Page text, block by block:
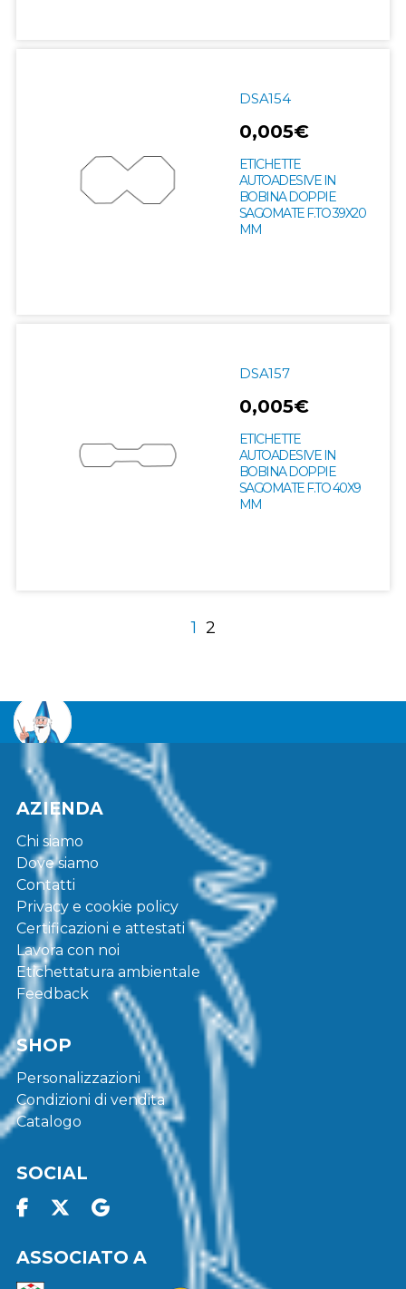
DSA154
0,005€
ETICHETTE
AUTOADESIVE IN
BOBINA DOPPIE
SAGOMATE F.TO 39X20
MM
DSA157
0,005€
ETICHETTE
AUTOADESIVE IN
BOBINA DOPPIE
SAGOMATE F.TO 40X9
MM
1 2
AZIENDA
Chi siamo
Dove siamo
Contatti
Privacy e cookie policy
Certificazioni e attestati
Lavora con noi
Etichettatura ambientale
Feedback
SHOP
Personalizzazioni
Condizioni di vendita
Catalogo
SOCIAL
ASSOCIATO A